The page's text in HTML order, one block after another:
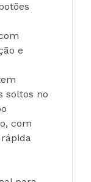
e
soltos no
com